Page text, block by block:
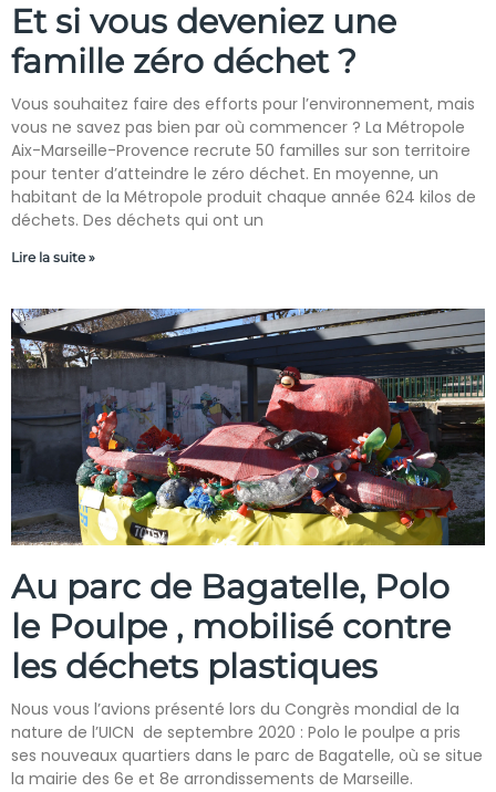
Et si vous deveniez une
famille zéro déchet ?
Vous souhaitez faire des efforts pour l’environnement, mais
vous ne savez pas bien par où commencer ? La Métropole
Aix-Marseille-Provence recrute 50 familles sur son territoire
pour tenter d’atteindre le zéro déchet. En moyenne, un
habitant de la Métropole produit chaque année 624 kilos de
déchets. Des déchets qui ont un
Lire la suite »
Au parc de Bagatelle, Polo
le Poulpe , mobilisé contre
les déchets plastiques
Nous vous l’avions présenté lors du Congrès mondial de la
nature de l’UICN de septembre 2020 : Polo le poulpe a pris
ses nouveaux quartiers dans le parc de Bagatelle, où se situe
la mairie des 6e et 8e arrondissements de Marseille.